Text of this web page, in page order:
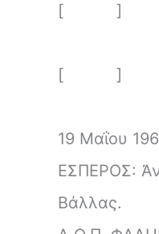
[ ]
[ ]
19 Μαΐου
ΕΣΠΕΡΟΣ:
Βάλλας.